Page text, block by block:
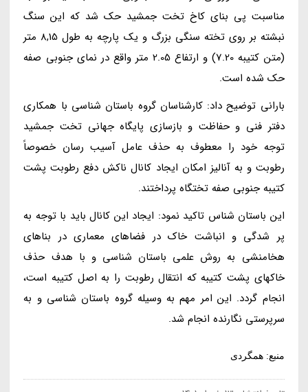
مناسبت پی بنای کاخ تخت جمشید حک شد که این سنگ
نبشته بر روی تخته سنگی بزرگ و یک پارچه به طول 8,15 متر
(متن کتیبه 7.20) و ارتفاع 2.05 متر واقع در نمای جنوبی صفه
حک شده است.
بارانی توضیح داد: کارشناسان گروه باستان شناسی با همکاری
دفتر فنی و حفاظت و بازسازی پایگاه جهانی تخت جمشید
توجه خود را معطوف به حذف عامل آسیب رسان خصوصاً
رطوبت و به آنالیز امکان ایجاد کانال ناکش دفع رطوبت پشت
کتیبه جنوبی صفه تختگاه پرداختند.
این باستان شناس تاکید نمود: ایجاد این کانال باید با توجه به
پر شدگی و انباشت خاک در فضاهای معماری در بناهای
هخامنشی به روش علمی باستان شناسی و با هدف حذف
خاکهای پشت کتیبه که انتقال رطوبت را به اصل کتیبه است،
انجام گردد. این امر مهم به وسیله گروه باستان شناسی و به
سرپرستی نگارنده انجام شد.
منبع: همگردی